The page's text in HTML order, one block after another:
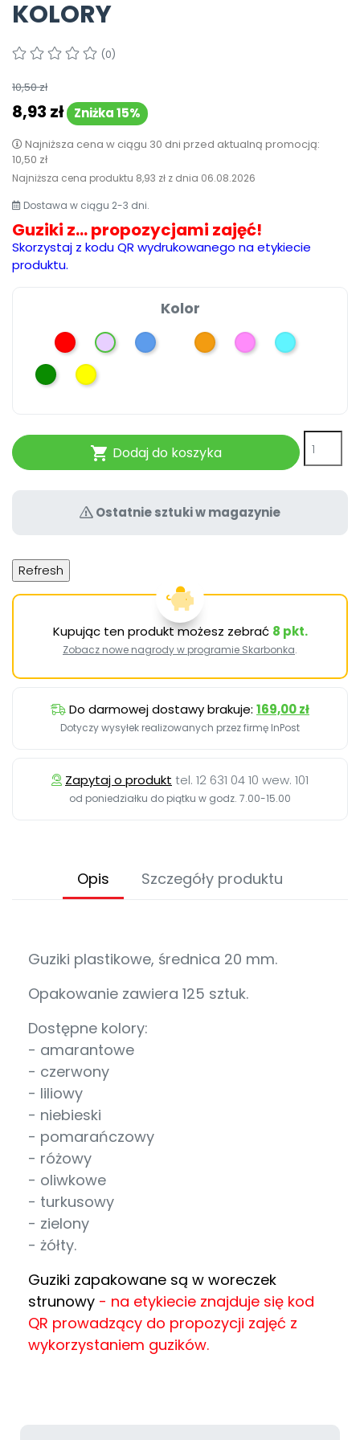
Pomoc
KOLORY
(0)
10,50 zł
8,93 zł Zniżka 15%
Najniższa cena w ciągu 30 dni przed aktualną promocją:
10,50 zł
Najniższa cena produktu 8,93 zł z dnia 06.08.2026
Dostawa w ciągu 2-3 dni.
Guziki z... propozycjami zajęć!
Skorzystaj z kodu QR wydrukowanego na etykiecie
produktu.
Kolor
Amarantowy
CzerwonyLiliowy NiebieskiOliwkowyPomarańczowy
RóżowyTurkusowy
Zielony
ciemny
Żółty
 Dodaj do koszyka
Ostatnie sztuki w magazynie
Kupując ten produkt możesz zebrać 8 pkt.
Zobacz nowe nagrody w programie Skarbonka.
Do darmowej dostawy brakuje: 169,00 zł
Dotyczy wysyłek realizowanych przez firmę InPost
Zapytaj o produkt tel. 12 631 04 10 wew. 101
od poniedziałku do piątku w godz. 7.00-15.00
Opis Szczegóły produktu
Guziki plastikowe, średnica 20 mm.
Opakowanie zawiera 125 sztuk.
Dostępne kolory:
- amarantowe
- czerwony
- liliowy
- niebieski
- pomarańczowy
- różowy
- oliwkowe
- turkusowy
- zielony
- żółty.
Guziki zapakowane są w woreczek
strunowy - na etykiecie znajduje się kod
QR prowadzący do propozycji zajęć z
wykorzystaniem guzików.